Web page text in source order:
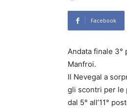
Facebook
Andata finale 3°
Manfroi.
Il Nevegal a
gli scontri per le
dal 5° all’11°